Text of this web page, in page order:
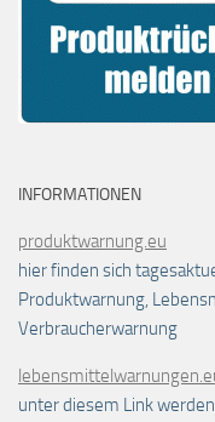
INFORMATIONEN
produktwarnung.eu
hier finden sich
Produktwarnung,
Verbraucherwarnung
unter diesem Link